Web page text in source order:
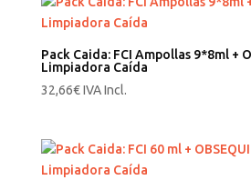
Pack Caida: FCI Ampollas 9*8ml +
Limpiadora Caída
32,66€ IVA Incl.